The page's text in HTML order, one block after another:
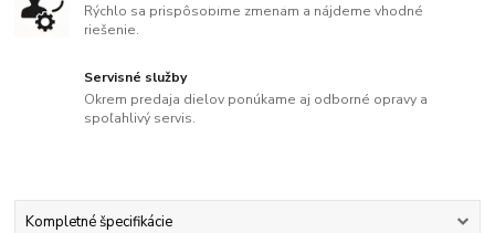
Rýchlo sa prispôsobíme zmenám a nájdeme vhodné
riešenie.
Servisné služby
Okrem predaja dielov ponúkame aj odborné opravy a
spoľahlivý servis.
Kompletné špecifikácie